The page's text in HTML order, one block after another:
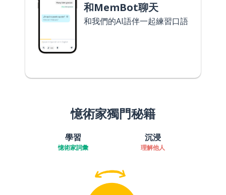
和MemBot聊天
和我們的AI語伴一起練習口語
憶術家獨門秘籍
學習
憶術家詞彙
沉浸
理解他人